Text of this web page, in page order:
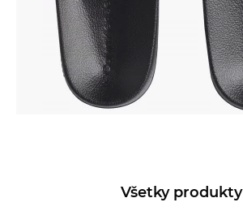
Všetky produkty